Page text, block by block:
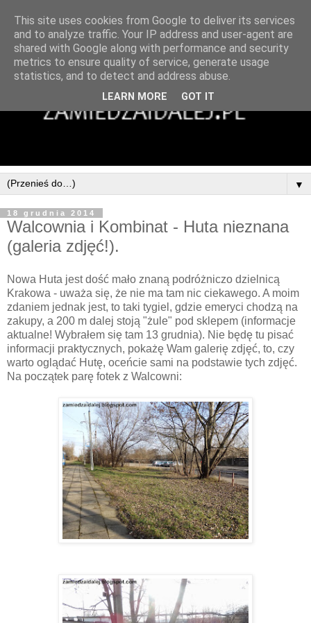
▼
18 grudnia 2014
Walcownia i Kombinat - Huta nieznana
(galeria zdjęć!).
Nowa Huta jest dość mało znaną podróżniczo dzielnicą
Krakowa - uważa się, że nie ma tam nic ciekawego. A moim
zdaniem jednak jest, to taki tygiel, gdzie emeryci chodzą na
zakupy, a 200 m dalej stoją "żule" pod sklepem (informacje
aktualne! Wybrałem się tam 13 grudnia). Nie będę tu pisać
informacji praktycznych, pokażę Wam galerię zdjęć, to, czy
warto oglądać Hutę, oceńcie sami na podstawie tych zdjęć.
Na początek parę fotek z Walcowni:
This site uses cookies from Google to deliver its services
and to analyze traffic. Your IP address and user-agent are
shared with Google along with performance and security
metrics to ensure quality of service, generate usage
statistics, and to detect and address abuse.
LEARN MORE GOT IT